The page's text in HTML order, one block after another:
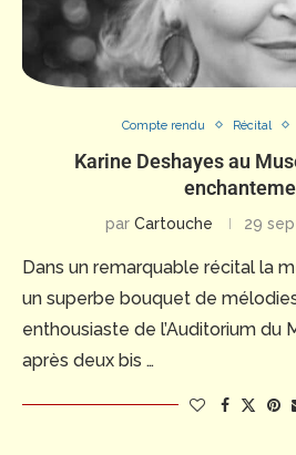
Compte rendu Récital
Karine Deshayes au
par Cartouche 29
Dans un remarquable récital la
un superbe bouquet de
enthousiaste de l’Auditorium du
après deux bis …